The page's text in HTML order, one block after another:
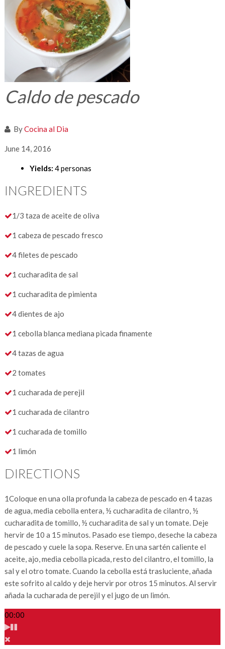
Caldo de pescado
ByCocina al Dia
June 14, 2016
Yields: 4 personas
INGREDIENTS
1/3 taza de aceite de oliva
1 cabeza de pescado fresco
4 filetes de pescado
1 cucharadita de sal
1 cucharadita de pimienta
4 dientes de ajo
1 cebolla blanca mediana picada finamente
4 tazas de agua
2 tomates
1 cucharada de perejil
1 cucharada de cilantro
1 cucharada de tomillo
1 limón
DIRECTIONS
1Coloque en una olla profunda la cabeza de pescado en 4 tazas
de agua, media cebolla entera, ½ cucharadita de cilantro, ½
cucharadita de tomillo, ½ cucharadita de sal y un tomate. Deje
hervir de 10 a 15 minutos. Pasado ese tiempo, deseche la cabeza
de pescado y cuele la sopa. Reserve. En una sartén caliente el
aceite, ajo, media cebolla picada, resto del cilantro, el tomillo, la
sal y el otro tomate. Cuando la cebolla está trasluciente, añada
este sofrito al caldo y deje hervir por otros 15 minutos. Al servir
añada la cucharada de perejil y el jugo de un limón.
00:00